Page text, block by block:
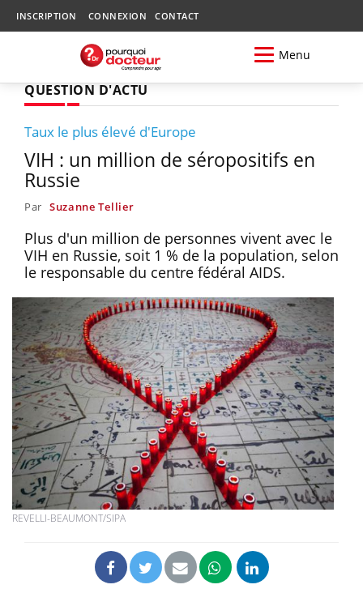
INSCRIPTION CONNEXION CONTACT
Menu
QUESTION D'ACTU
Taux le plus élevé d'Europe
VIH : un million de séropositifs en
Russie
Par Suzanne Tellier
Plus d'un million de personnes vivent avec le
VIH en Russie, soit 1 % de la population, selon
le responsable du centre fédéral AIDS.
REVELLI-BEAUMONT/SIPA